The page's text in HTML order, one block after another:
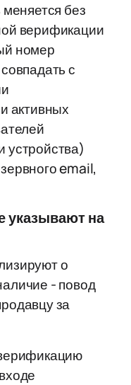
без
верификации
номер
с
активных
email,
указывают на
о
- повод
за